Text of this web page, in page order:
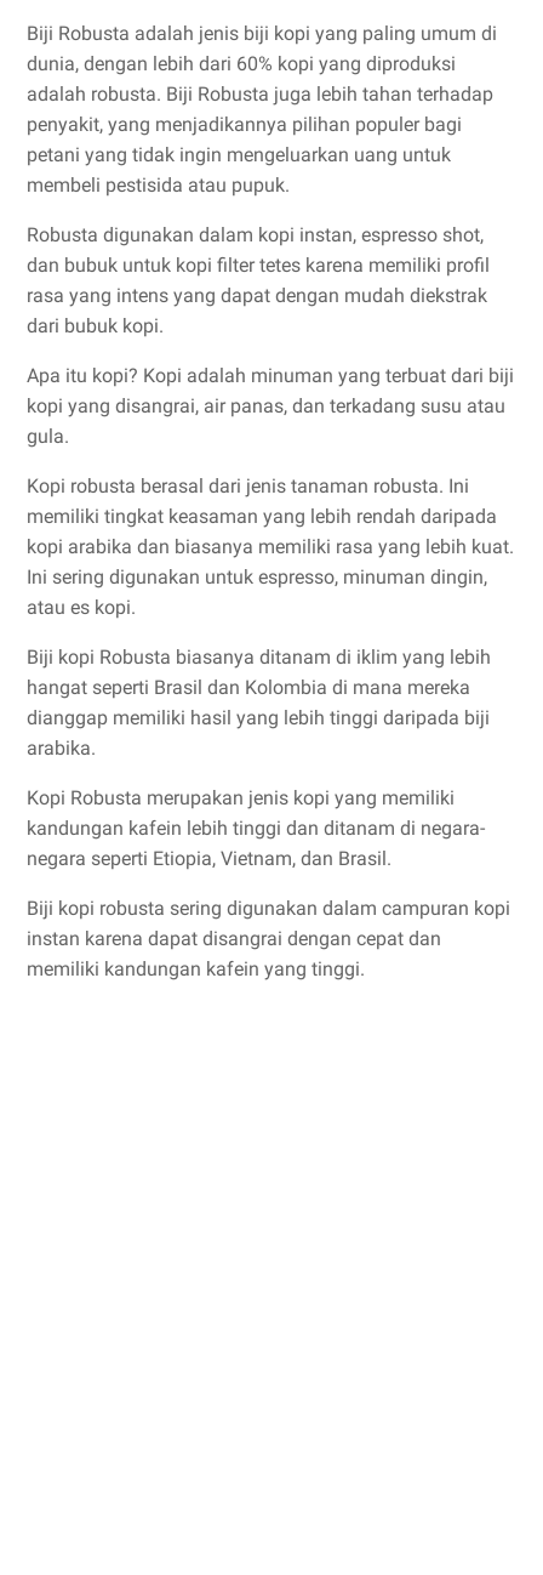
Biji Robusta adalah jenis biji kopi yang paling umum di
dunia, dengan lebih dari 60% kopi yang diproduksi
adalah robusta. Biji Robusta juga lebih tahan terhadap
penyakit, yang menjadikannya pilihan populer bagi
petani yang tidak ingin mengeluarkan uang untuk
membeli pestisida atau pupuk.
Robusta digunakan dalam kopi instan, espresso shot,
dan bubuk untuk kopi filter tetes karena memiliki profil
rasa yang intens yang dapat dengan mudah diekstrak
dari bubuk kopi.
Apa itu kopi? Kopi adalah minuman yang terbuat dari biji
kopi yang disangrai, air panas, dan terkadang susu atau
gula.
Kopi robusta berasal dari jenis tanaman robusta. Ini
memiliki tingkat keasaman yang lebih rendah daripada
kopi arabika dan biasanya memiliki rasa yang lebih kuat.
Ini sering digunakan untuk espresso, minuman dingin,
atau es kopi.
Biji kopi Robusta biasanya ditanam di iklim yang lebih
hangat seperti Brasil dan Kolombia di mana mereka
dianggap memiliki hasil yang lebih tinggi daripada biji
arabika.
Kopi Robusta merupakan jenis kopi yang memiliki
kandungan kafein lebih tinggi dan ditanam di negara-
negara seperti Etiopia, Vietnam, dan Brasil.
Biji kopi robusta sering digunakan dalam campuran kopi
instan karena dapat disangrai dengan cepat dan
memiliki kandungan kafein yang tinggi.